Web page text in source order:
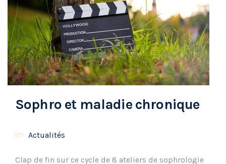
Sophro et maladie chronique
Actualités
Clap de fin sur ce cycle de 8 ateliers de sophrologie